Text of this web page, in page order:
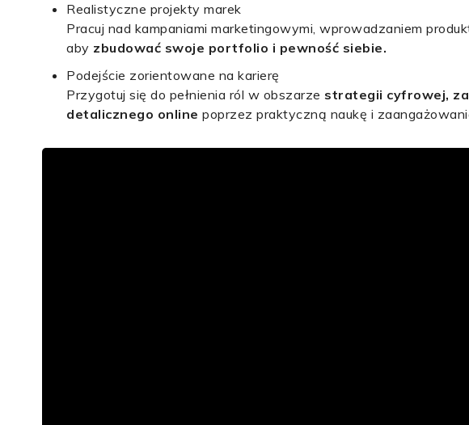
Realistyczne projekty marek
Pracuj nad kampaniami marketingowymi, wprowadzaniem
aby zbudować swoje portfolio i pewność siebie.
Podejście zorientowane na karierę
Przygotuj się do pełnienia ról w obszarze strategii cyfrowej,
detalicznego online poprzez praktyczną naukę i